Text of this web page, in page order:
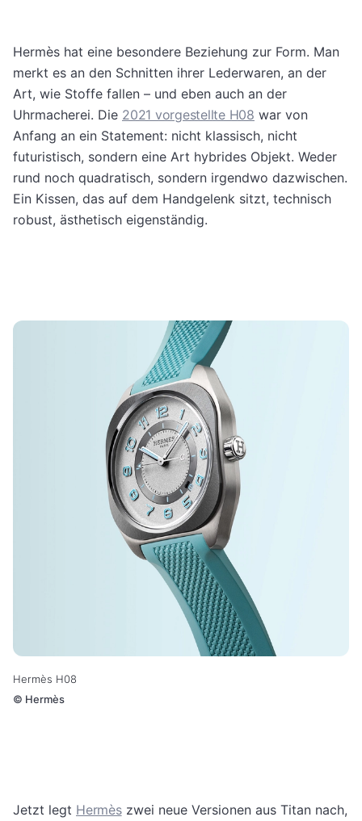
Hermès hat eine besondere Beziehung zur Form. Man
merkt es an den Schnitten ihrer Lederwaren, an der
Art, wie Stoffe fallen – und eben auch an der
Uhrmacherei. Die 2021 vorgestellte H08 war von
Anfang an ein Statement: nicht klassisch, nicht
futuristisch, sondern eine Art hybrides Objekt. Weder
rund noch quadratisch, sondern irgendwo dazwischen.
Ein Kissen, das auf dem Handgelenk sitzt, technisch
robust, ästhetisch eigenständig.
Hermès H08
© Hermès
Jetzt legt Hermèszwei neue Versionen aus Titan nach,